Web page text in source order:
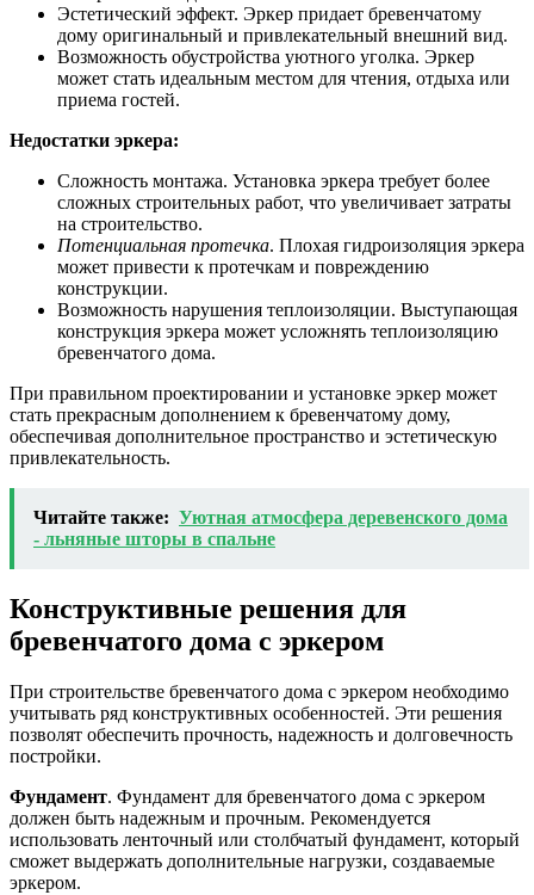
Эстетический эффект. Эркер придает бревенчатому
дому оригинальный и привлекательный внешний вид.
Возможность обустройства уютного уголка. Эркер
может стать идеальным местом для чтения, отдыха или
приема гостей.
Недостатки эркера:
Сложность монтажа. Установка эркера требует более
сложных строительных работ, что увеличивает затраты
на строительство.
Потенциальная протечка. Плохая гидроизоляция эркера
может привести к протечкам и повреждению
конструкции.
Возможность нарушения теплоизоляции. Выступающая
конструкция эркера может усложнять теплоизоляцию
бревенчатого дома.
При правильном проектировании и установке эркер может
стать прекрасным дополнением к бревенчатому дому,
обеспечивая дополнительное пространство и эстетическую
привлекательность.
Читайте также: Уютная атмосфера деревенского дома
- льняные шторы в спальне
Конструктивные решения для
бревенчатого дома с эркером
При строительстве бревенчатого дома с эркером необходимо
учитывать ряд конструктивных особенностей. Эти решения
позволят обеспечить прочность, надежность и долговечность
постройки.
Фундамент. Фундамент для бревенчатого дома с эркером
должен быть надежным и прочным. Рекомендуется
использовать ленточный или столбчатый фундамент, который
сможет выдержать дополнительные нагрузки, создаваемые
эркером.